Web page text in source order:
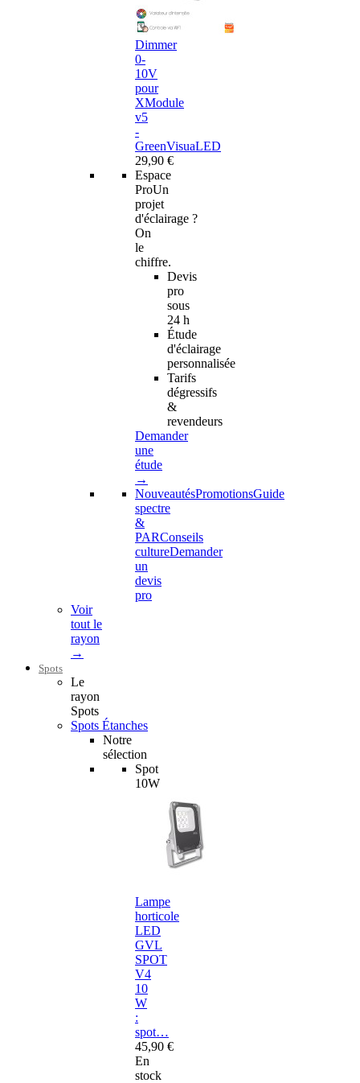
Dimmer
0-
10V
pour
XModule
v5
-
GreenVisuaLED
29,90 €
Espace
ProUn
projet
d'éclairage ?
On
le
chiffre.
Devis
pro
sous
24 h
Étude
d'éclairage
personnalisée
Tarifs
dégressifs
&
revendeurs
Demander
une
étude
→
NouveautésPromotionsGuide
spectre
&
PARConseils
cultureDemander
un
devis
pro
Voir
tout le
rayon
→
Spots
Le
rayon
Spots
Spots Étanches
Notre
sélection
Spot
10W
Lampe
horticole
LED
GVL
SPOT
V4
10
W
:
spot…
45,90 €
En
stock